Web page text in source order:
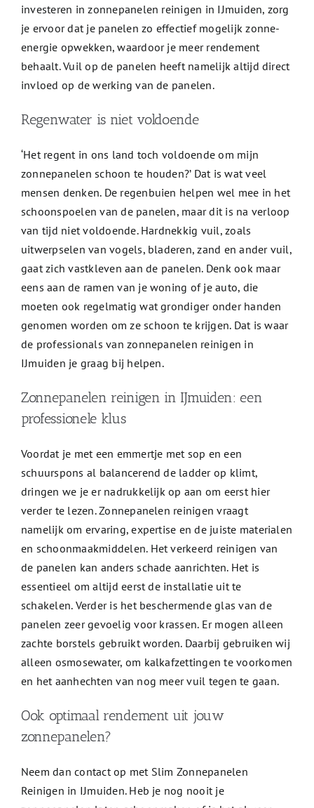
investeren in zonnepanelen reinigen in IJmuiden, zorg
je ervoor dat je panelen zo effectief mogelijk zonne-
energie opwekken, waardoor je meer rendement
behaalt. Vuil op de panelen heeft namelijk altijd direct
invloed op de werking van de panelen.
Regenwater is niet voldoende
‘Het regent in ons land toch voldoende om mijn
zonnepanelen schoon te houden?’ Dat is wat veel
mensen denken. De regenbuien helpen wel mee in het
schoonspoelen van de panelen, maar dit is na verloop
van tijd niet voldoende. Hardnekkig vuil, zoals
uitwerpselen van vogels, bladeren, zand en ander vuil,
gaat zich vastkleven aan de panelen. Denk ook maar
eens aan de ramen van je woning of je auto, die
moeten ook regelmatig wat grondiger onder handen
genomen worden om ze schoon te krijgen. Dat is waar
de professionals van zonnepanelen reinigen in
IJmuiden je graag bij helpen.
Zonnepanelen reinigen in IJmuiden: een
professionele klus
Voordat je met een emmertje met sop en een
schuurspons al balancerend de ladder op klimt,
dringen we je er nadrukkelijk op aan om eerst hier
verder te lezen. Zonnepanelen reinigen vraagt
namelijk om ervaring, expertise en de juiste materialen
en schoonmaakmiddelen. Het verkeerd reinigen van
de panelen kan anders schade aanrichten. Het is
essentieel om altijd eerst de installatie uit te
schakelen. Verder is het beschermende glas van de
panelen zeer gevoelig voor krassen. Er mogen alleen
zachte borstels gebruikt worden. Daarbij gebruiken wij
alleen osmosewater, om kalkafzettingen te voorkomen
en het aanhechten van nog meer vuil tegen te gaan.
Ook optimaal rendement uit jouw
zonnepanelen?
Neem dan contact op met Slim Zonnepanelen
Reinigen in IJmuiden. Heb je nog nooit je